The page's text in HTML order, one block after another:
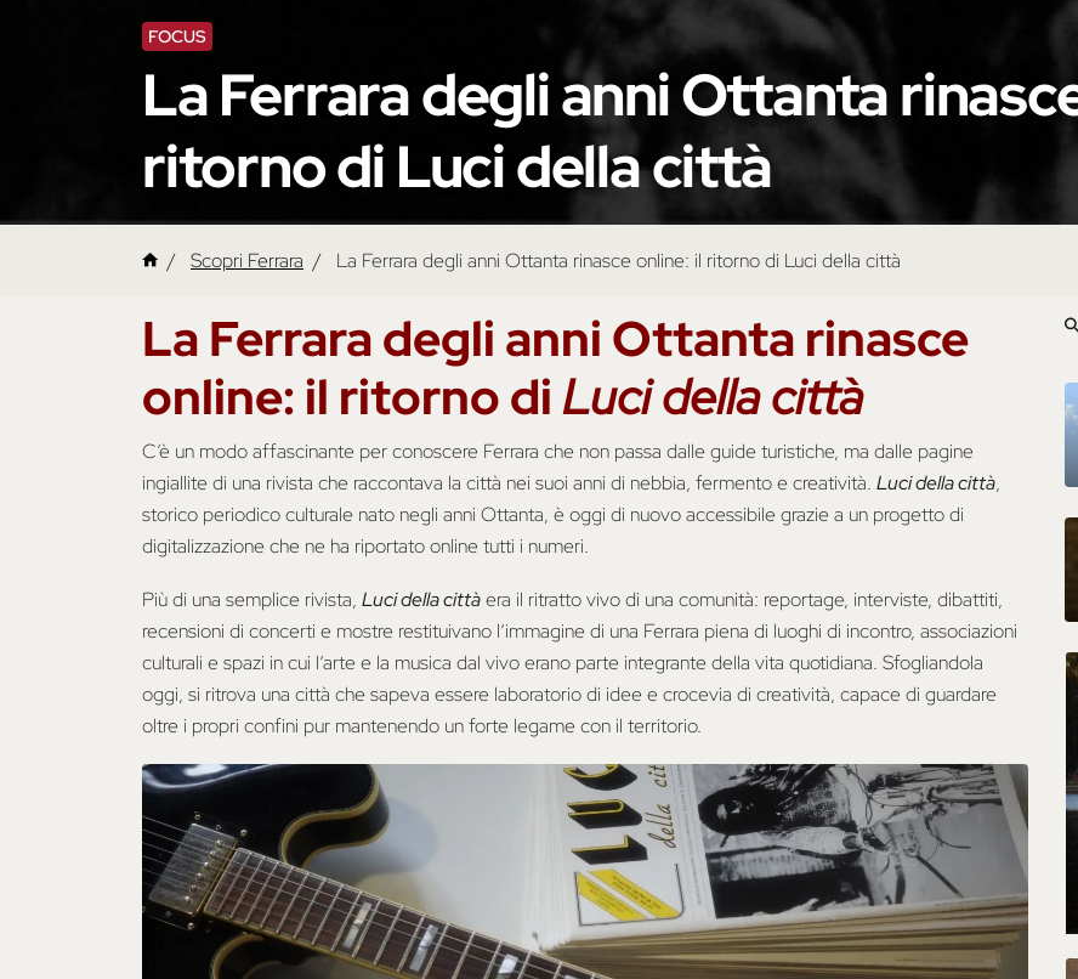
FOCUS
La Ferrara degli anni Ottanta
ritorno di Luci della città
Scopri Ferrara La Ferrara degli anni Ottanta rinasce online: il ritorno di Luci della città
La Ferrara degli anni Ottanta rinasce
online: il ritorno diLuci della città
C’è un modo affascinante per conoscere Ferrara che non passa dalle guide turistiche, ma dalle pagine
ingiallite di una rivista che raccontava la città nei suoi anni di nebbia, fermento e creatività. Luci della città,
storico periodico culturale nato negli anni Ottanta, è oggi di nuovo accessibile grazie a un progetto di
digitalizzazione che ne ha riportato online tutti i numeri.
Più di una semplice rivista, Luci della cittàera il ritratto vivo di una comunità: reportage, interviste, dibattiti,
recensioni di concerti e mostre restituivano l’immagine di una Ferrara piena di luoghi di incontro, associazioni
culturali e spazi in cui l’arte e la musica dal vivo erano parte integrante della vita quotidiana. Sfogliandola
oggi, si ritrova una città che sapeva essere laboratorio di idee e crocevia di creatività, capace di guardare
oltre i propri confini pur mantenendo un forte legame con il territorio.